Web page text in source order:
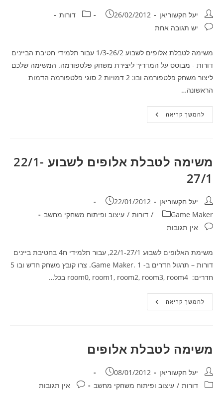
מחבר:יעל חקשוריאן פורסם:
26/02/2012 קטגוריה:
דורות
תגובות:יש תגובה אחת
משימה לטבלת אלופים לשבוע 1/3-26/2 עבור תלמידי חטיבת הביינים
דורות - מבוסס על המדריך ליצירת משחק פלטפורמה. המשימה שלכם
ליצור משחק פלטפורמה ובו: 2 דמויות 2 סוגי פלטפורמה הדמות
הראשונה…
להמשך קריאהמשימה
לטבלת
משימה לטבלת אלופים לשבוע 22/1-
27/1
מחבר:יעל חקשוריאן פורסם:
22/01/2012
קטגוריה:
Game Maker
/ דורות / עיצוב ופיתוח משחקי מחשב
תגובות:אין תגובות
משימת האלופים לשבוע 22/1-27/1, עבור תלמידי ח4 בחטיבת ביינים
דורות – תרגול חדרים ב- Game Maker. 1. צרו קובץ משחק חדש ובו 5
חדרים: room0, room1, room2, room3, room4 בכל…
להמשך קריאהמשימה
לטבלת
משימה לטבלת אלופים
מחבר:יעל חקשוריאן פורסם:
08/01/2012
קטגוריה:
דורות / עיצוב ופיתוח משחקי מחשב תגובות:אין תגובות